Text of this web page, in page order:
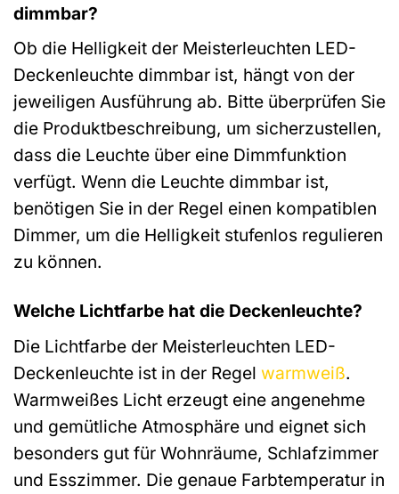
dimmbar?
Ob die Helligkeit der Meisterleuchten LED-
Deckenleuchte dimmbar ist, hängt von der
jeweiligen Ausführung ab. Bitte überprüfen Sie
die Produktbeschreibung, um sicherzustellen,
dass die Leuchte über eine Dimmfunktion
verfügt. Wenn die Leuchte dimmbar ist,
benötigen Sie in der Regel einen kompatiblen
Dimmer, um die Helligkeit stufenlos regulieren
zu können.
Welche Lichtfarbe hat die Deckenleuchte?
Die Lichtfarbe der Meisterleuchten LED-
Deckenleuchte ist in der Regel warmweiß.
Warmweißes Licht erzeugt eine angenehme
und gemütliche Atmosphäre und eignet sich
besonders gut für Wohnräume, Schlafzimmer
und Esszimmer. Die genaue Farbtemperatur in